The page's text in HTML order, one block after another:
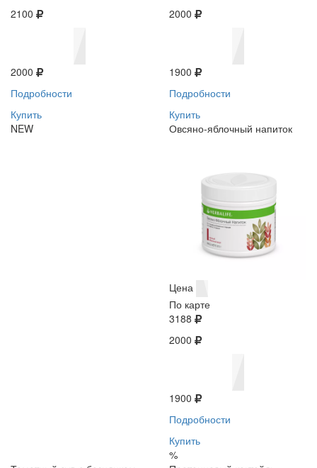
2100
2000
Подробности
Купить
NEW
2000
1900
Подробности
Купить
Овсяно-яблочный напиток
Цена
По карте
3188
2000
1900
Подробности
Купить
%